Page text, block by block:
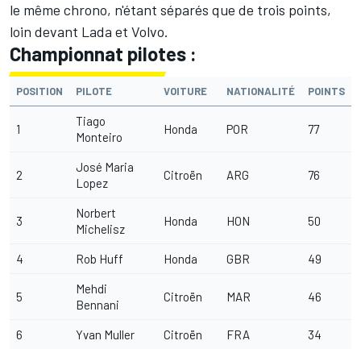
le même chrono, n'étant séparés que de trois points,
loin devant Lada et Volvo.
Championnat pilotes :
POSITION PILOTE VOITURE NATIONALITÉ POINTS
1
Tiago
Monteiro
Honda POR 77
2
José Maria
Lopez
Citroën ARG 76
3
Norbert
Michelisz
Honda HON 50
4 Rob Huff Honda GBR 49
5
Mehdi
Bennani
Citroën MAR 46
6 Yvan Muller Citroën FRA 34